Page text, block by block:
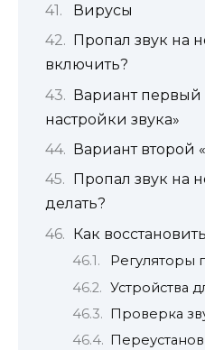
Вирусы
Пропал звук на
включить?
Вариант первый
настройки звука»
Вариант второй
Пропал звук на
делать?
Как
Регуляторы
Устройства
Проверка